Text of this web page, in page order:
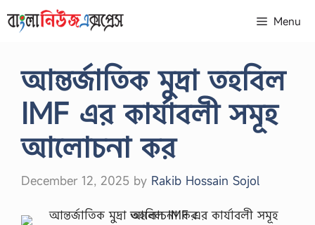
to
Menu
আন্তর্জাতিক মুদ্রা তহবিল
IMF এর কার্যাবলী সমূহ
আলোচনা কর
December 12, 2025 by Rakib Hossain Sojol